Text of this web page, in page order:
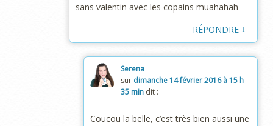
sans valentin avec les copains muahahah
RÉPONDRE ↓
Serena
sur dimanche 14 février 2016 à 15 h
35 min dit :
Coucou la belle, c’est très bien aussi une